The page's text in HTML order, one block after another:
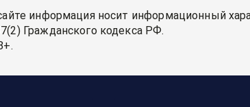
информация носит информационный
Гражданского кодекса РФ.